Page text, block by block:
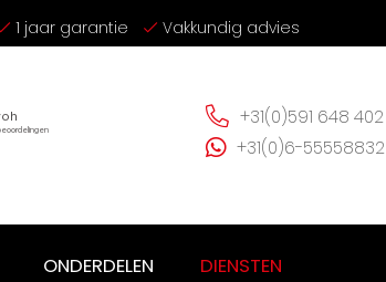
1 jaar garantie Vakkundig advies
+31(0)591 648 402
+31(0)6-55558832
ONDERDELEN DIENSTEN